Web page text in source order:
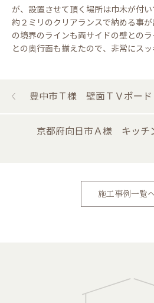
が、設置させて頂く場所は巾木が付
約２ミリのクリアランスで納める事
の境界のラインも両サイドの壁との
との奥行面も揃えたので、非常にスッ
豊中市Ｔ様 壁面ＴＶボード
京都府向日市Ａ様 キッチ
施工事例一覧